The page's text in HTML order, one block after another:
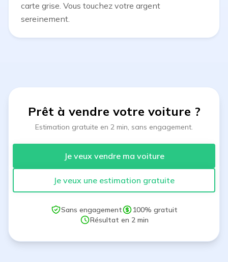
carte grise. Vous touchez votre argent
sereinement.
Prêt à vendre votre voiture ?
Estimation gratuite en 2 min, sans engagement.
Je veux vendre ma voiture
Je veux une estimation gratuite
Sans engagement
100% gratuit
Résultat en 2 min